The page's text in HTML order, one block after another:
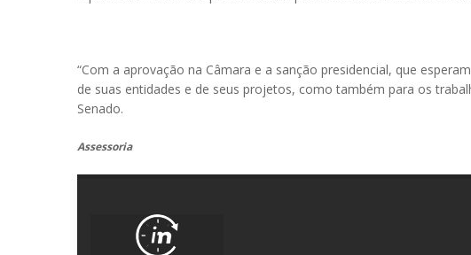
“Com a aprovação na Câmara e a sanção presidencial, que
de suas entidades e de seus projetos, como também para os
Senado.
Assessoria